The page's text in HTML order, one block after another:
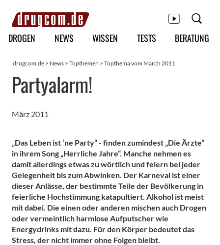
Hauptmenü
DROGEN NEWS WISSEN TESTS BERATUNG
drugcom.de > News > Topthemen > Topthema vom March 2011
Partyalarm!
März 2011
„Das Leben ist ‘ne Party“ - finden zumindest „Die Ärzte“
in ihrem Song „Herrliche Jahre“. Manche nehmen es
damit allerdings etwas zu wörtlich und feiern bei jeder
Gelegenheit bis zum Abwinken. Der Karneval ist einer
dieser Anlässe, der bestimmte Teile der Bevölkerung in
feierliche Hochstimmung katapultiert. Alkohol ist meist
mit dabei. Die einen oder anderen mischen auch Drogen
oder vermeintlich harmlose Aufputscher wie
Energydrinks mit dazu. Für den Körper bedeutet das
Stress, der nicht immer ohne Folgen bleibt.